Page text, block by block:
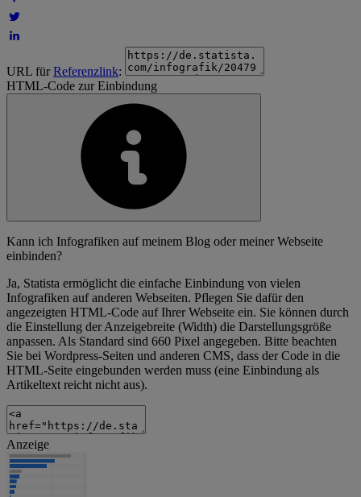
URL fürReferenzlink:
HTML-Code zur Einbindung
Kann ich Infografiken auf meinem Blog oder meiner Webseite
einbinden?
Ja, Statista ermöglicht die einfache Einbindung von vielen
Infografiken auf anderen Webseiten. Pflegen Sie dafür den
angezeigten HTML-Code auf Ihrer Webseite ein. Sie können durch
die Einstellung der Anzeigebreite (Width) die Darstellungsgröße
anpassen. Als Standard sind 660 Pixel angegeben. Bitte beachten
Sie bei Wordpress-Seiten und anderen CMS, dass der Code in die
HTML-Seite eingebunden werden muss (eine Einbindung als
Artikeltext reicht nicht aus).
Anzeige